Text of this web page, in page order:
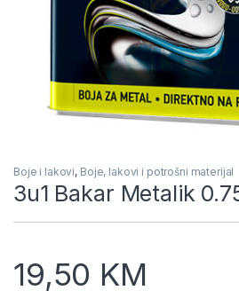
Boje i lakovi, Boje, lakovi i potrošni materijal
3u1 Bakar Metalik
19,50 KM